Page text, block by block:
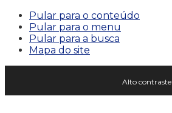
Pular para o conteúdo
Pular para o menu
Pular para a busca
Mapa do site
Alto contraste